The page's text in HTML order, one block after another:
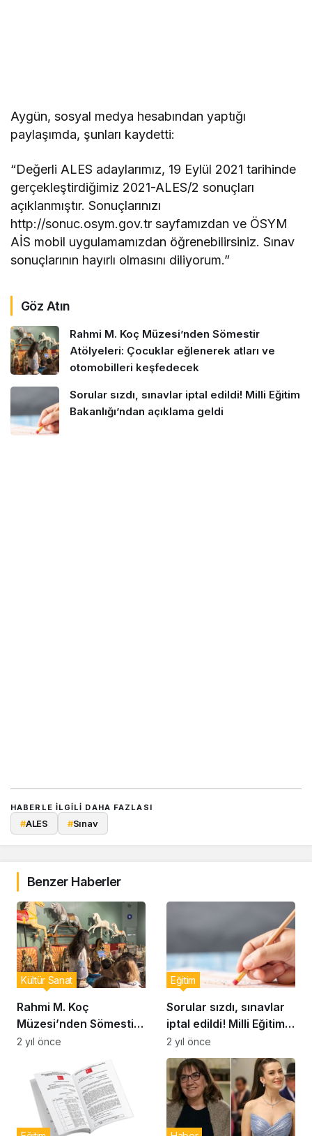
Aygün, sosyal medya hesabından yaptığı
paylaşımda, şunları kaydetti:
“Değerli ALES adaylarımız, 19 Eylül 2021 tarihinde
gerçekleştirdiğimiz 2021-ALES/2 sonuçları
açıklanmıştır. Sonuçlarınızı
http://sonuc.osym.gov.tr sayfamızdan ve ÖSYM
AİS mobil uygulamamızdan öğrenebilirsiniz. Sınav
sonuçlarının hayırlı olmasını diliyorum.”
Göz Atın
Rahmi M. Koç Müzesi’nden Sömestir
Atölyeleri: Çocuklar eğlenerek atları ve
otomobilleri keşfedecek
Sorular sızdı, sınavlar iptal edildi! Milli Eğitim
Bakanlığı’ndan açıklama geldi
HABERLE ILGILI DAHA FAZLASI
#ALES #Sınav
Benzer Haberler
Rahmi M. Koç
Müzesi’nden Sömestir
Atölyeleri: Çocuklar
otomobilleri
keşfedecek
Kültür Sanat
2 yıl önce
Sorular sızdı, sınavlar
iptal edildi! Milli Eğitim
Bakanlığı’ndan
açıklama geldi
Eğitim
2 yıl önce